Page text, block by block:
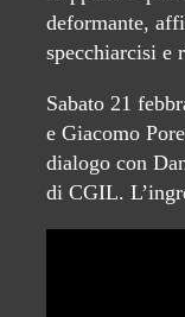
deformante,
specchiarcisi e
Sabato 21
e Giacomo
dialogo con
di CGIL.